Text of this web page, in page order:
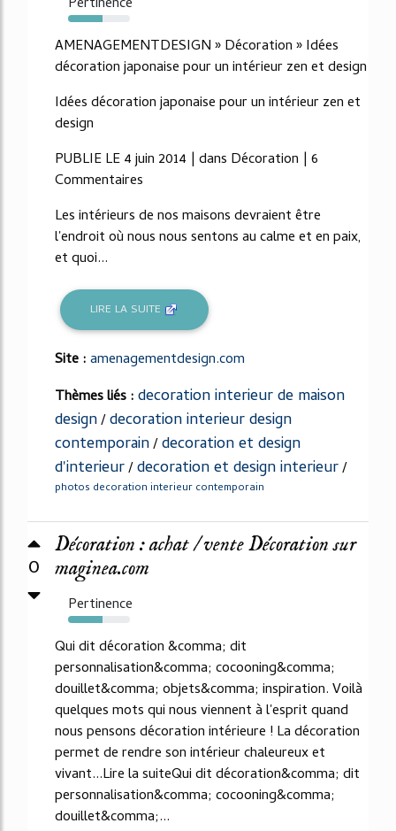
Pertinence
55%
AMENAGEMENTDESIGN » Décoration » Idées
décoration japonaise pour un intérieur zen et design
Idées décoration japonaise pour un intérieur zen et
design
PUBLIE LE 4 juin 2014 | dans Décoration | 6
Commentaires
Les intérieurs de nos maisons devraient être
l'endroit où nous nous sentons au calme et en paix,
et quoi...
LIRE LA SUITE
Site :amenagementdesign.com
Thèmes liés :decoration interieur de maison
design/decoration interieur design
contemporain/decoration et design
d'interieur/decoration et design interieur/
photos decoration interieur contemporain
0
Décoration : achat / vente Décoration sur
maginea.com
Pertinence
55%
Qui dit décoration &comma; dit
personnalisation&comma; cocooning&comma;
douillet&comma; objets&comma; inspiration. Voilà
quelques mots qui nous viennent à l'esprit quand
nous pensons décoration intérieure ! La décoration
permet de rendre son intérieur chaleureux et
vivant...Lire la suiteQui dit décoration&comma; dit
personnalisation&comma; cocooning&comma;
douillet&comma;...